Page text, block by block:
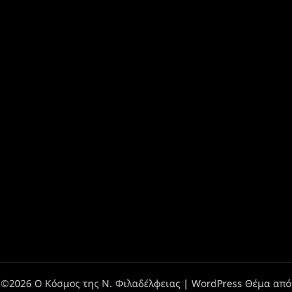
©2026 Ο Κόσμος της Ν. Φιλαδέλφειας | WordPress Θέμα από